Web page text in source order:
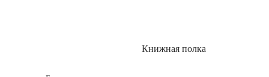
Книжная полка